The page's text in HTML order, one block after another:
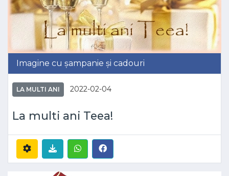
Imagine cu șampanie și cadouri
LA MULTI ANI 2022-02-04
La multi ani Teea!